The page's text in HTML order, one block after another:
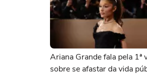
Ariana Grande fala pela 1ª
sobre se afastar da vida